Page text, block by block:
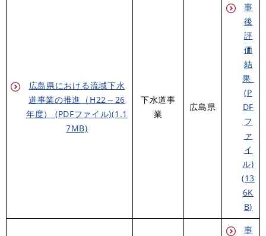
広島県における流域下水
道事業の推進（H22～26
年度） (PDFファイル)(1.1
7MB)
下水道事
業
広島県
事
後
評
価
結
果
(P
DF
フ
ァ
イ
ル)
(13
6K
B)
事